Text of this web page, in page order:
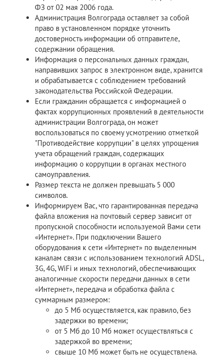
ФЗ от 02 мая 2006 года.
Администрация Волгограда оставляет за собой
право в установленном порядке уточнить
достоверность информации об отправителе,
содержании обращения.
Информация о персональных данных граждан,
направивших запрос в электронном виде, хранится
и обрабатывается с соблюдением требований
законодательства Российской Федерации.
Если гражданин обращается с информацией о
фактах коррупционных проявлений в деятельности
администрации Волгограда, он может
воспользоваться по своему усмотрению отметкой
"Противодействие коррупции" в целях упрощения
учета обращений граждан, содержащих
информацию о коррупции в органах местного
самоуправления.
Размер текста не должен превышать 5 000
символов.
Информируем Вас, что гарантированная передача
файла вложения на почтовый сервер зависит от
пропускной способности используемой Вами сети
«Интернет». При подключении Вашего
оборудования к сети «Интернет» по выделенным
каналам связи с использованием технологий ADSL,
3G, 4G, WiFi и иных технологий, обеспечивающих
аналогичные скорости передачи данных в сети
«Интернет», передача и обработка файла с
суммарным размером:
до 5 Мб осуществляется, как правило, без
задержки во времени;
от 5 Мб до 10 Мб может осуществляться с
задержкой во времени;
свыше 10 Мб может быть не осуществлена.